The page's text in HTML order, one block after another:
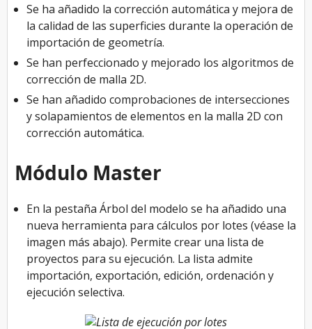
Se ha añadido la corrección automática y mejora de
la calidad de las superficies durante la operación de
importación de geometría.
Se han perfeccionado y mejorado los algoritmos de
corrección de malla 2D.
Se han añadido comprobaciones de intersecciones
y solapamientos de elementos en la malla 2D con
corrección automática.
Módulo Master
En la pestaña Árbol del modelo se ha añadido una
nueva herramienta para cálculos por lotes (véase la
imagen más abajo). Permite crear una lista de
proyectos para su ejecución. La lista admite
importación, exportación, edición, ordenación y
ejecución selectiva.